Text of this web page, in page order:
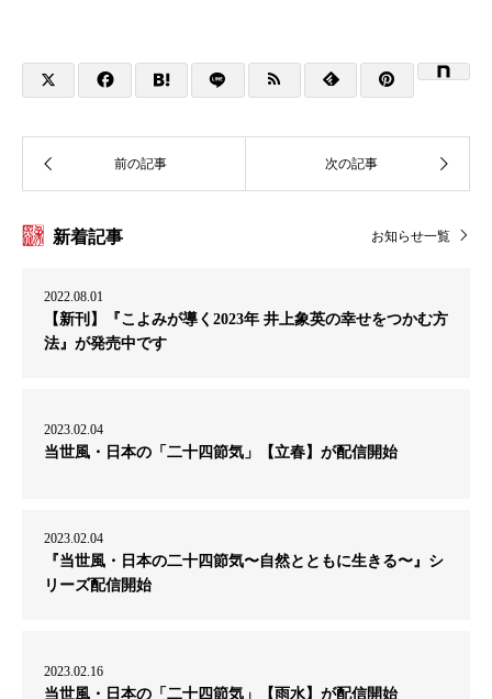
新着記事 お知らせ一覧
2022.08.01
【新刊】『こよみが導く2023年 井上象英の幸せをつかむ方
法』が発売中です
2023.02.04
当世風・日本の「二十四節気」【立春】が配信開始
2023.02.04
『当世風・日本の二十四節気〜自然とともに生きる〜』シ
リーズ配信開始
2023.02.16
当世風・日本の「二十四節気」【雨水】が配信開始